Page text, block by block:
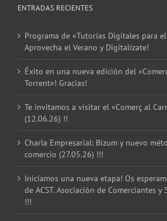
ENTRADAS RECIENTES
Programa de «Tutorías Digitales para
Aprovecha el Verano y Digitalízate!
Éxito en una nueva edición del
Torrent»! Gracias!
Te invitamos a visitar el «Comerç al
(12.06.26) !!
Charla Empresarial: Bizum y nuevo
comercio (27.05.26) !!!
Iniciamos una nueva etapa! Os
de ACST. Asociación de Comerciantes y
!!!